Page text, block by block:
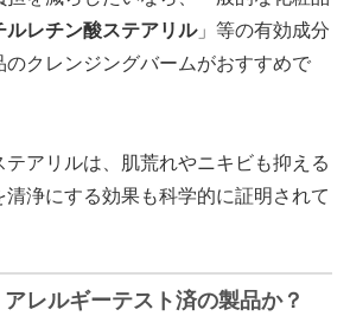
ルレチン酸ステアリル」等の有効成分
のクレンジングバームがおすすめで
アリルは、肌荒れやニキビも抑える
浄にする効果も科学的に証明されて
アレルギーテスト済の製品か？